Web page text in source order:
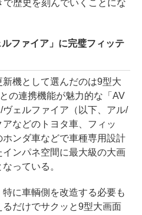
歴史を刻んでいくことにな
ファイア」に完璧フィッテ
機として選んだのは9型大
の連携機能が魅力的な「AV
ェルファイア（以下、アル/
などのトヨタ車、フィッ
ホンダ車などで車種専用設計
ンパネ空間に最大級の大画
っている。
に車輌側を改造する必要も
だけでサクッと9型大画面